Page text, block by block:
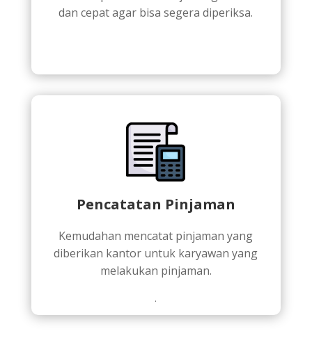
dan cepat agar bisa segera diperiksa.
Pencatatan Pinjaman
Kemudahan mencatat pinjaman yang
diberikan kantor untuk karyawan yang
melakukan pinjaman.
.